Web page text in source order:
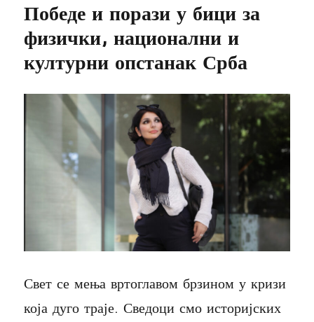
Победе и порази у бици за
физички, национални и
културни опстанак Срба
Свет се мења вртоглавом брзином у кризи
која дуго траје. Сведоци смо историјских